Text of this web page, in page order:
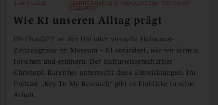
3. APRIL 2025 JENNIFER RAFFLER/ PODCAST-TEAM "KEY TO MY
RESEARCH"
Wie KI unseren Alltag prägt
Ob ChatGPT an der Uni oder virtuelle Holocaust-
Zeitzeugnisse im Museum – KI verändert, wie wir lernen,
forschen und erinnern. Der Kulturwissenschaftler
Christoph Bareither untersucht diese Entwicklungen. Im
Podcast „Key To My Research“ gibt er Einblicke in seine
Arbeit.